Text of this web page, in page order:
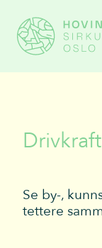
Se by-,
tettere